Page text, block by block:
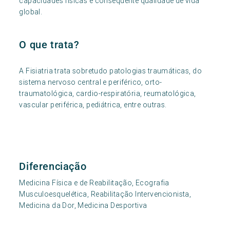
global.
O que trata?
A Fisiatria trata sobretudo patologias traumáticas, do
sistema nervoso central e periférico, orto-
traumatológica, cardio-respiratória, reumatológica,
vascular periférica, pediátrica, entre outras.
Diferenciação
Medicina Física e de Reabilitação, Ecografia
Musculoesquelética, Reabilitação Intervencionista,
Medicina da Dor, Medicina Desportiva